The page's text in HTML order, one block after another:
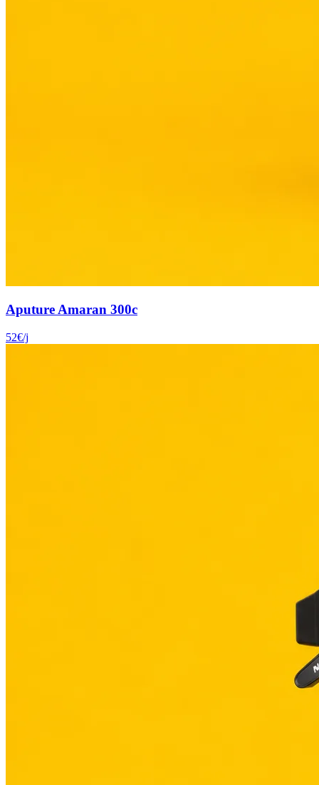
Aputure Amaran 300c
52€/j